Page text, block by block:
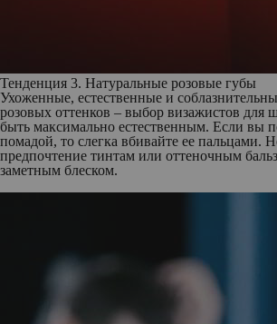
Тенденция 3. Натуральные розовые губы
Ухоженные, естественные и
розовых оттенков – выбор визажистов
быть максимально естественным. Если вы
помадой, то слегка вбивайте ее пальцами.
предпочтение тинтам или оттеночным
заметным блеском.